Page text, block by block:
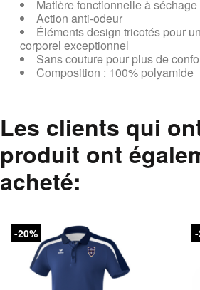
Matière fonctionnelle à
Action anti-odeur
Éléments design tricotés pour
corporel exceptionnel
Sans couture pour plus de
Composition : 100% polyamide
Les clients qui
produit ont
acheté:
-20%